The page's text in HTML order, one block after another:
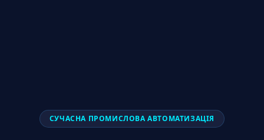
СУЧАСНА ПРОМИСЛОВА АВТОМАТИЗАЦІЯ